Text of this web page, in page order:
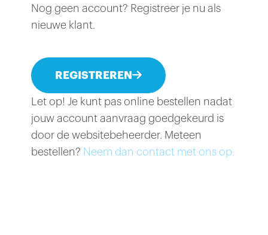
Nog geen account? Registreer je nu als
nieuwe klant.
REGISTREREN
Let op! Je kunt pas online bestellen nadat
jouw account aanvraag goedgekeurd is
door de websitebeheerder. Meteen
bestellen? Neem dan contact met ons op.